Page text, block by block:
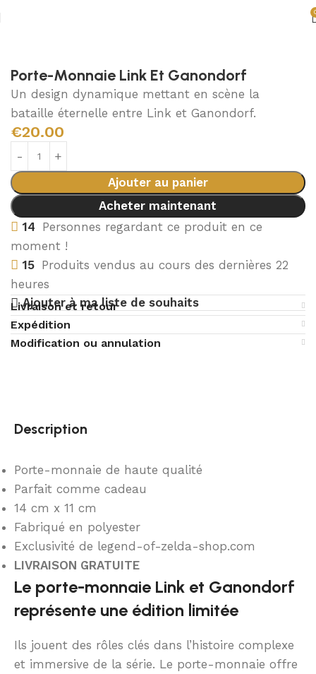
Porte-Monnaie Link Et Ganondorf
Un design dynamique mettant en scène la
bataille éternelle entre Link et Ganondorf.
€20.00
Ajouter au panier
Acheter maintenant
14 Personnes regardant ce produit en ce
moment !
15 Produits vendus au cours des dernières 22
heures
Ajouter à ma liste de souhaits
Livraison et retour
Expédition
Modification ou annulation
Description
Porte-monnaie de haute qualité
Parfait comme cadeau
14 cm x 11 cm
Fabriqué en polyester
Exclusivité de legend-of-zelda-shop.com
LIVRAISON GRATUITE
Le porte-monnaie Link et Ganondorf
représente une édition limitée
Ils jouent des rôles clés dans l’histoire complexe
et immersive de la série. Le porte-monnaie offre